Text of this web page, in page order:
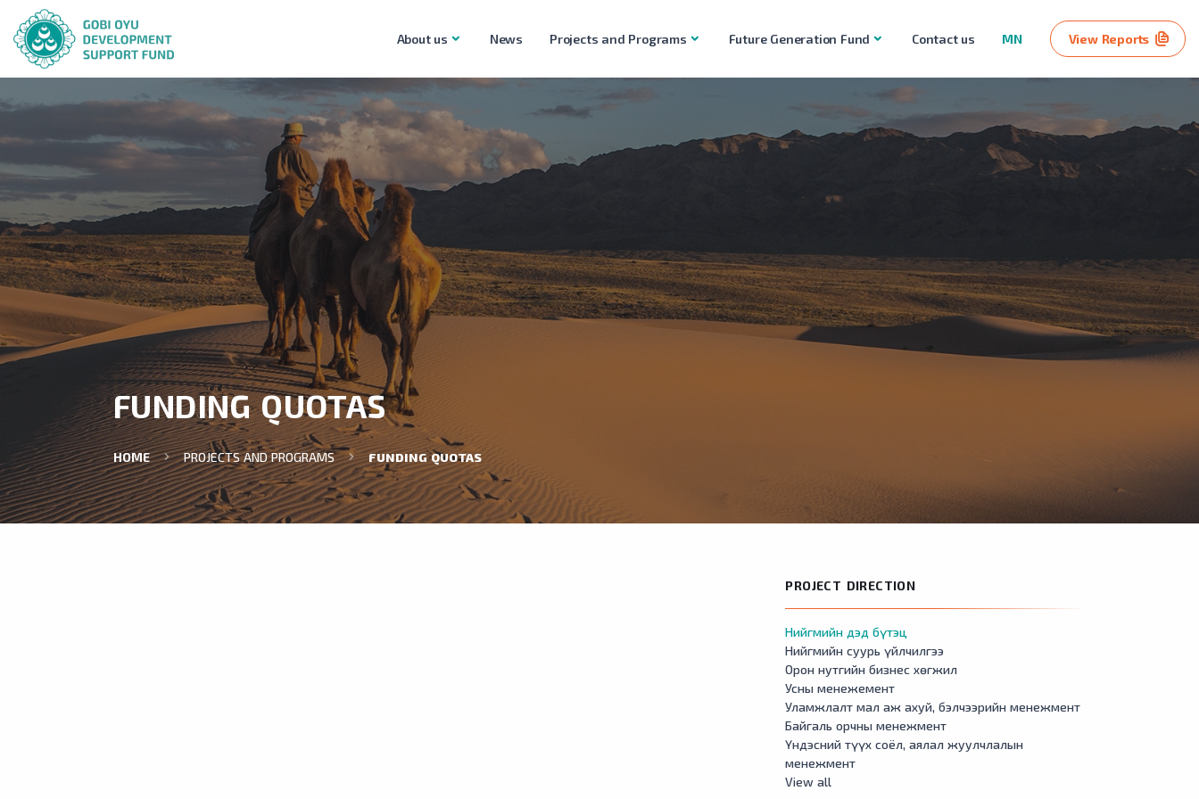
About us News Projects and Programs Future Generation Fund Contact us MN View Reports
FUNDING QUOTAS
HOME PROJECTS AND PROGRAMS FUNDING QUOTAS
PROJECT DIRECTION
Нийгмийн дэд бүтэц
Нийгмийн суурь үйлчилгээ
Орон нутгийн бизнес хөгжил
Усны менежемент
Уламжлалт мал аж ахуй, бэлчээрийн менежмент
Байгаль орчны менежмент
Үндэсний түүх соёл, аялал жуулчлалын
менежмент
View all